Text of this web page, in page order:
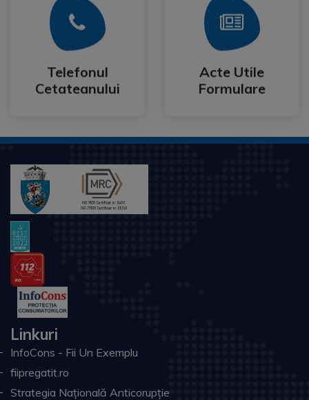
Telefonul
Cetateanului
Telefonul
Cetateanului
Mai Mult
Acte Utile
Formulare
Acte Utile
Formulare
Mai Mult
Linkuri
InfoCons - Fii Un Exemplu
fiipregatit.ro
Strategia Națională Anticorupție